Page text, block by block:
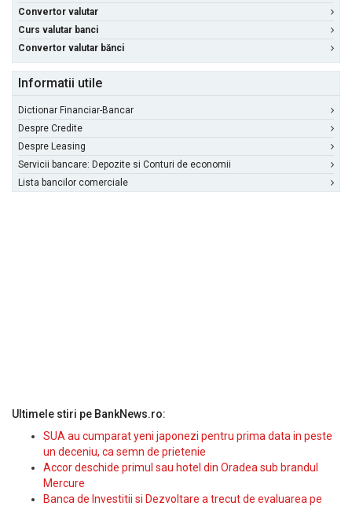
Convertor valutar
Curs valutar banci
Convertor valutar bănci
Informatii utile
Dictionar Financiar-Bancar
Despre Credite
Despre Leasing
Servicii bancare: Depozite si Conturi de economii
Lista bancilor comerciale
Ultimele stiri pe BankNews.ro:
SUA au cumparat yeni japonezi pentru prima data in peste
un deceniu, ca semn de prietenie
Accor deschide primul sau hotel din Oradea sub brandul
Mercure
Banca de Investitii si Dezvoltare a trecut de evaluarea pe